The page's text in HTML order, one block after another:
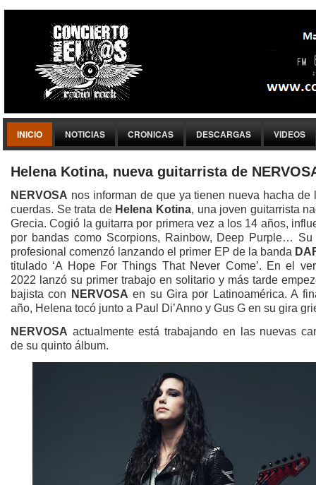
INICIO NOTICIAS CRONICAS DESCARGAS VIDEOS
Helena Kotina, nueva guitarrista de
NERVOSA nos informan de que ya tienen nueva hacha de
cuerdas. Se trata de Helena Kotina, una joven guitarrista
Grecia. Cogió la guitarra por primera vez a los 14 años,
por bandas como Scorpions, Rainbow, Deep Purple… Su
profesional comenzó lanzando el primer EP de la banda
titulado ‘A Hope For Things That Never Come’. En el
2022 lanzó su primer trabajo en solitario y más tarde
bajista con
NERVOSA en su Gira por Latinoamérica. A
año, Helena tocó junto a Paul Di’Anno y Gus G en su gira
NERVOSA actualmente está trabajando en las nuevas
de su quinto álbum.